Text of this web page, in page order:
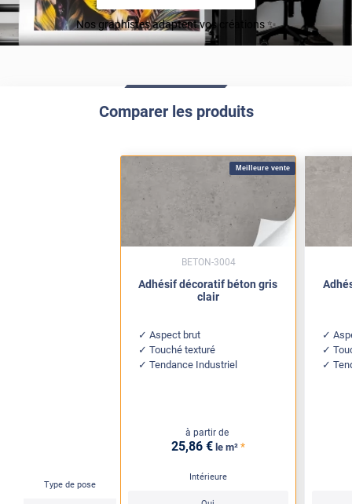
Nos graphistes adaptent vos créations ✨
Comparer les produits
Type de pose
Meilleure vente
Adhésif décoratif béton gris
clair
Aspect brut
Touché texturé
Tendance Industriel
à partir de
25,86 € le m² *
Intérieure
BETON-3004